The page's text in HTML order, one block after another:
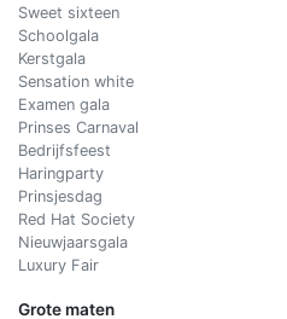
Sweet sixteen
Schoolgala
Kerstgala
Sensation white
Examen gala
Prinses Carnaval
Bedrijfsfeest
Haringparty
Prinsjesdag
Red Hat Society
Nieuwjaarsgala
Luxury Fair
Grote maten